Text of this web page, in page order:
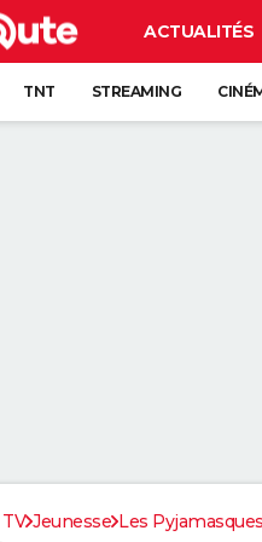
ACTUALITÉS
TNT STREAMING
Jeunesse Les Pyjamasques